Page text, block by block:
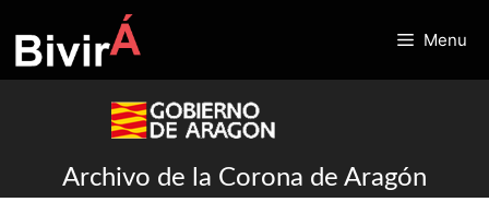
to
content
Menu
Archivo de la Corona de Aragón